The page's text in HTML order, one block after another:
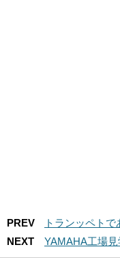
PREV
トランッペトで
NEXT
YAMAHA工場